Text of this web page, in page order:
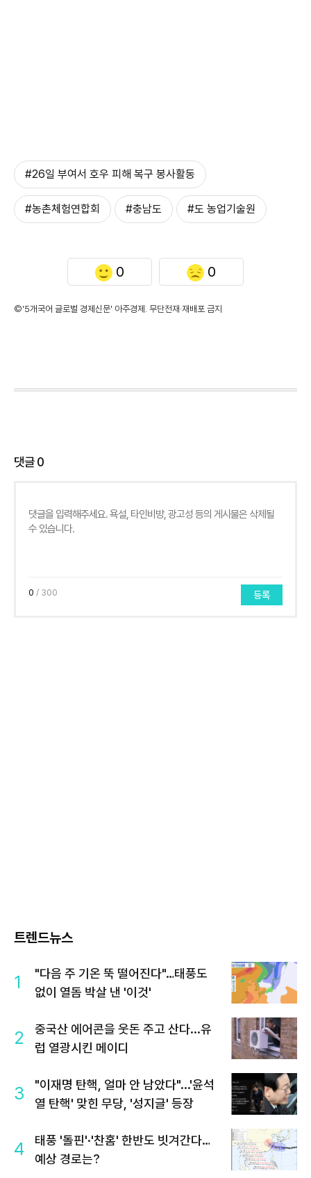
#26일 부여서 호우 피해 복구 봉사활동
#농촌체험연합회 #충남도 #도 농업기술원
0 0
©'5개국어 글로벌 경제신문' 아주경제. 무단전재·재배포 금지
댓글0
0 / 300 등록
트렌드뉴스
1
"다음 주 기온 뚝 떨어진다"…태풍도
없이 열돔 박살 낸 '이것'
2
중국산 에어콘을 웃돈 주고 산다...유
럽 열광시킨 메이디
3
"이재명 탄핵, 얼마 안 남았다"...'윤석
열 탄핵' 맞힌 무당, '성지글' 등장
4
태풍 '돌핀'·'찬홈' 한반도 빗겨간다…
예상 경로는?